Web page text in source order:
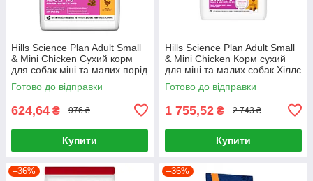
Hills Science Plan Adult Small
& Mini Chicken Сухий корм
для собак міні та малих порід
із куркою 1,5 кг
Готово до відправки
624,64 ₴ 976 ₴
Купити
Hills Science Plan Adult Small
& Mini Chicken Корм сухий
для міні та малих собак Хіллс
6 кг
Готово до відправки
1 755,52 ₴ 2 743 ₴
Купити
–36% –36%